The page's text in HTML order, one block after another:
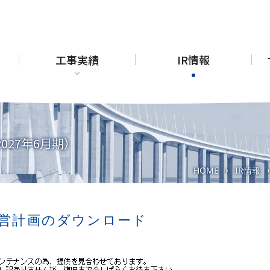
工事実績 IR情報
年6月期）
HOME › IR情報
計画のダウンロード